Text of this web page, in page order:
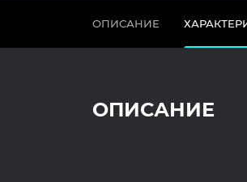
ОПИСАНИЕ
ОПИСАНИЕ